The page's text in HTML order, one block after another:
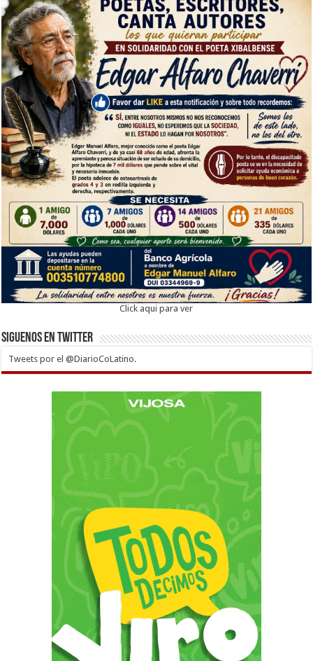
Click aqui para ver
Siguenos en twitter
Tweets por el @DiarioCoLatino.